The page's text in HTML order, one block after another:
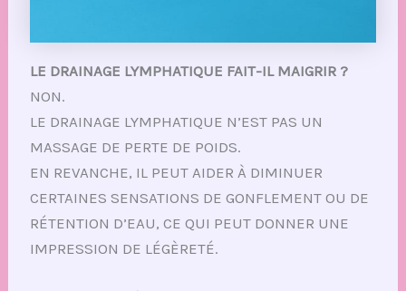
LE DRAINAGE LYMPHATIQUE FAIT-IL MAIGRIR ?
NON.
LE DRAINAGE LYMPHATIQUE N’EST PAS UN
MASSAGE DE PERTE DE POIDS.
EN REVANCHE, IL PEUT AIDER À DIMINUER
CERTAINES SENSATIONS DE GONFLEMENT OU DE
RÉTENTION D’EAU, CE QUI PEUT DONNER UNE
IMPRESSION DE LÉGÈRETÉ.